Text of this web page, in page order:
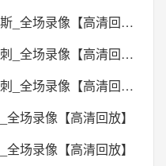
2026年06月09日 马刺VS尼克斯_全场录像【高清回放】
2026年06月06日 尼克斯VS马刺_全场录像【高清回放】
2026年06月04日 尼克斯VS马刺_全场录像【高清回放】
场录像【高清回放】
场录像【高清回放】